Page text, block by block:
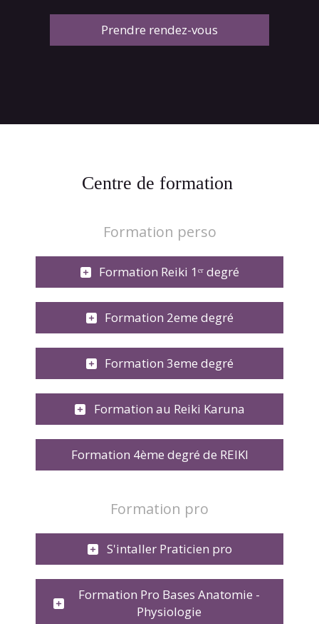
Prendre rendez-vous
Centre de formation
Formation perso
Formation Reiki 1ᵉʳ degré
Formation 2eme degré
Formation 3eme degré
Formation au Reiki Karuna
Formation 4ème degré de REIKI
Formation pro
S'intaller Praticien pro
Formation Pro Bases Anatomie -
Physiologie